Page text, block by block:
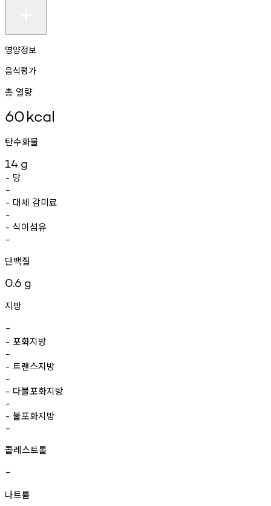
영양정보
음식평가
총 열량
60kcal
탄수화물
14 g
- 당
-
- 대체 감미료
-
- 식이섬유
-
단백질
0.6 g
지방
-
- 포화지방
-
- 트랜스지방
-
- 다불포화지방
-
- 불포화지방
-
콜레스트롤
-
나트륨